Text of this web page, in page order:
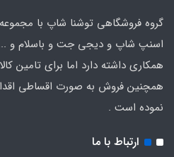
گروه فروشگاهی توشنا شاپ با
اسنپ شاپ و دیجی جت و باسلام و ....
همکاری داشته دارد اما برای تامین
همچنین فروش به صورت اقساطی
نموده است .
ارتباط با ما